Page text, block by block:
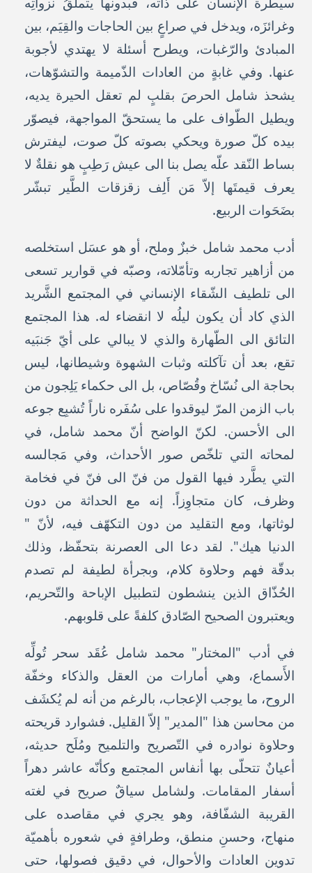
وغرائزَه، ويدخل في صراعٍ بين الحاجات والقِيَم، بين
المبادئ والرّغبات، ويطرح أسئلة لا يهتدي لأجوبة
عنها. وفي غابةٍ من العادات الذّميمة والتشوّهات،
يشحذ شامل الحرصَ بقلبٍ لم تعقل الحيرة يديه،
ويطيل الطّواف على ما يستحقّ المواجهة، فيصوّر
بيده كلّ صورة ويحكي بصوته كلّ صوت، ليفترش
بساط النّقد علّه يصل بنا الى عيش رَطِبٍ هو نقلةٌ لا
يعرف قيمتَها إلاّ مَن أَلِف زقزقات الطَّير تبشّر
بضَحَوات الربيع.
أدب محمد شامل خبزٌ وملح، أو هو عسَل استخلصه
من أزاهير تجاربه وتأمّلاته، وصبّه في قوارير تسعى
الى تلطيف الشّقاء الإنساني في المجتمع الشَّريد
الذي كاد أن يكون ليلُه لا انقضاء له. هذا المجتمع
التائق الى الطّهارة والذي لا يبالي على أيّ جَنبَيه
تقع، بعد أن تآكلته وثبات الشهوة وشيطانها، ليس
بحاجة الى نُسّاخ وقُصّاص، بل الى حكماء يَلِجون من
باب الزمن المرّ ليوقدوا على سُفَره ناراً تُشبِع جوعه
الى الأحسن. لكنّ الواضح أنّ محمد شامل، في
لمحاته التي تلخّص صور الأحداث، وفي مَجالسه
التي يطَّرد فيها القول من فنّ الى فنّ في فخامة
وظرف، كان متجاوِزاً. إنه مع الحداثة من دون
لوثاتها، ومع التقليد من دون التكهّف فيه، لأنّ "
الدنيا هيك". لقد دعا الى العصرنة بتحفّظ، وذلك
بدقّة فهم وحلاوة كلام، وبجرأة لطيفة لم تصدم
الحُذّاق الذين ينشطون لتطبيل الإباحة والتّحريم،
ويعتبرون الصحيح الصّادق كلفةً على قلوبهم.
في أدب "المختار" محمد شامل عُقَد سحر تُولِّه
الأَسماع، وهي أمارات من العقل والذكاء وخفّة
الروح، ما يوجب الإعجاب، بالرغم من أنه لم يُكشَف
من محاسن هذا "المدير" إلاّ القليل. فشوارد قريحته
وحلاوة نوادره في التّصريح والتلميح ومُلَح حديثه،
أعيانٌ تتحلّى بها أنفاس المجتمع وكأنّه عاشر دهراً
أسفار المقامات. ولشامل سياقٌ صريح في لغته
القريبة الشفّافة، وهو يجري في مقاصده على
منهاج، وحسنِ منطق، وطرافةٍ في شعوره بأهميّة
تدوين العادات والأحوال، في دقيق فصولها، حتى